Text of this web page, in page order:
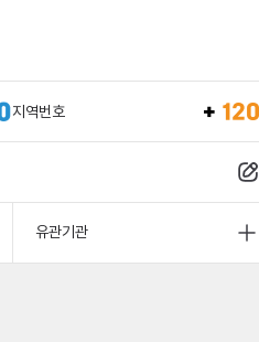
지역번호
유관기관